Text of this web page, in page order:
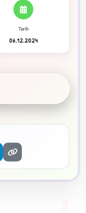
Tarih
06.12.2024